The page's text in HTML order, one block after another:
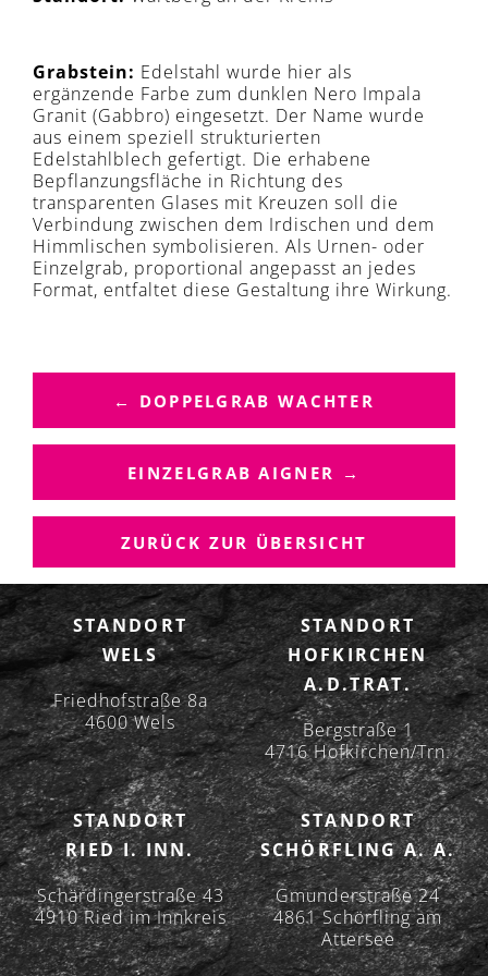
Grabstein: Edelstahl wurde hier als
ergänzende Farbe zum dunklen Nero Impala
Granit (Gabbro) eingesetzt. Der Name wurde
aus einem speziell strukturierten
Edelstahlblech gefertigt. Die erhabene
Bepflanzungsfläche in Richtung des
transparenten Glases mit Kreuzen soll die
Verbindung zwischen dem Irdischen und dem
Himmlischen symbolisieren. Als Urnen- oder
Einzelgrab, proportional angepasst an jedes
Format, entfaltet diese Gestaltung ihre Wirkung.
B
I
T
A
S
N
A
V
I
G
A
T
I
O
N
← DOPPELGRAB WACHTER
EINZELGRAB AIGNER →
ZURÜCK ZUR ÜBERSICHT
STANDORT
WELS
Friedhofstraße 8a
4600 Wels
STANDORT
HOFKIRCHEN
A.D.TRAT.
Bergstraße 1
4716 Hofkirchen/Trn.
STANDORT
RIED I. INN.
Schärdingerstraße 43
4910 Ried im Innkreis
STANDORT
SCHÖRFLING A. A.
Gmunderstraße 24
4861 Schörfling am
Attersee